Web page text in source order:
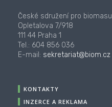
České sdružení pro biomasu
Opletalova 7/918
111 44 Praha 1
Tel.: 604 856 036
E-mail: sekretariat@biom.cz
KONTAKTY
INZERCE A REKLAMA